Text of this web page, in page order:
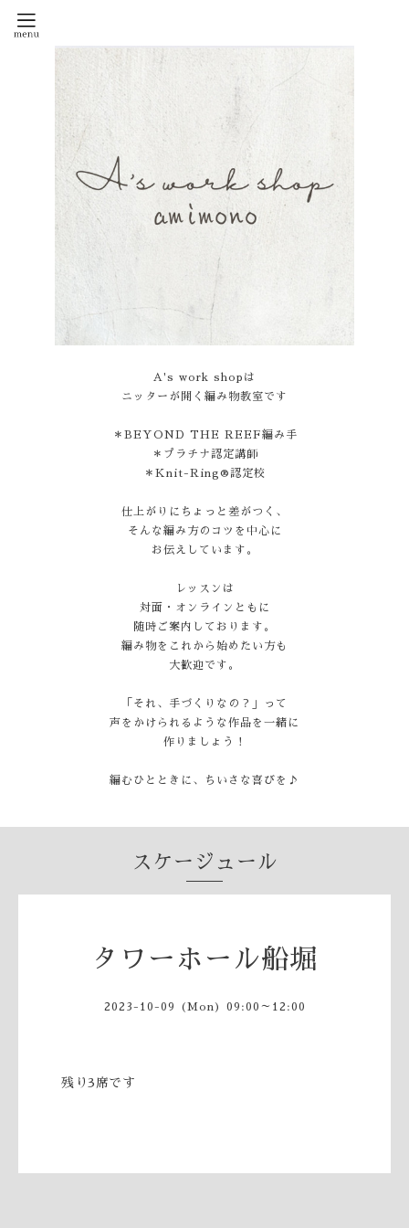
A's work shopは
ニッターが開く編み物教室です
＊BEYOND THE REEF編み手
＊プラチナ認定講師
＊Knit-Ring®認定校
仕上がりにちょっと差がつく、
そんな編み方のコツを中心に
お伝えしています。
レッスンは
対面・オンラインともに
随時ご案内しております。
編み物をこれから始めたい方も
大歓迎です。
「それ、手づくりなの？」って
声をかけられるような作品を一緒に
作りましょう！
編むひとときに、ちいさな喜びを♪
スケージュール
タワーホール船堀
2023-10-09 (Mon) 09:00～12:00
残り3席です